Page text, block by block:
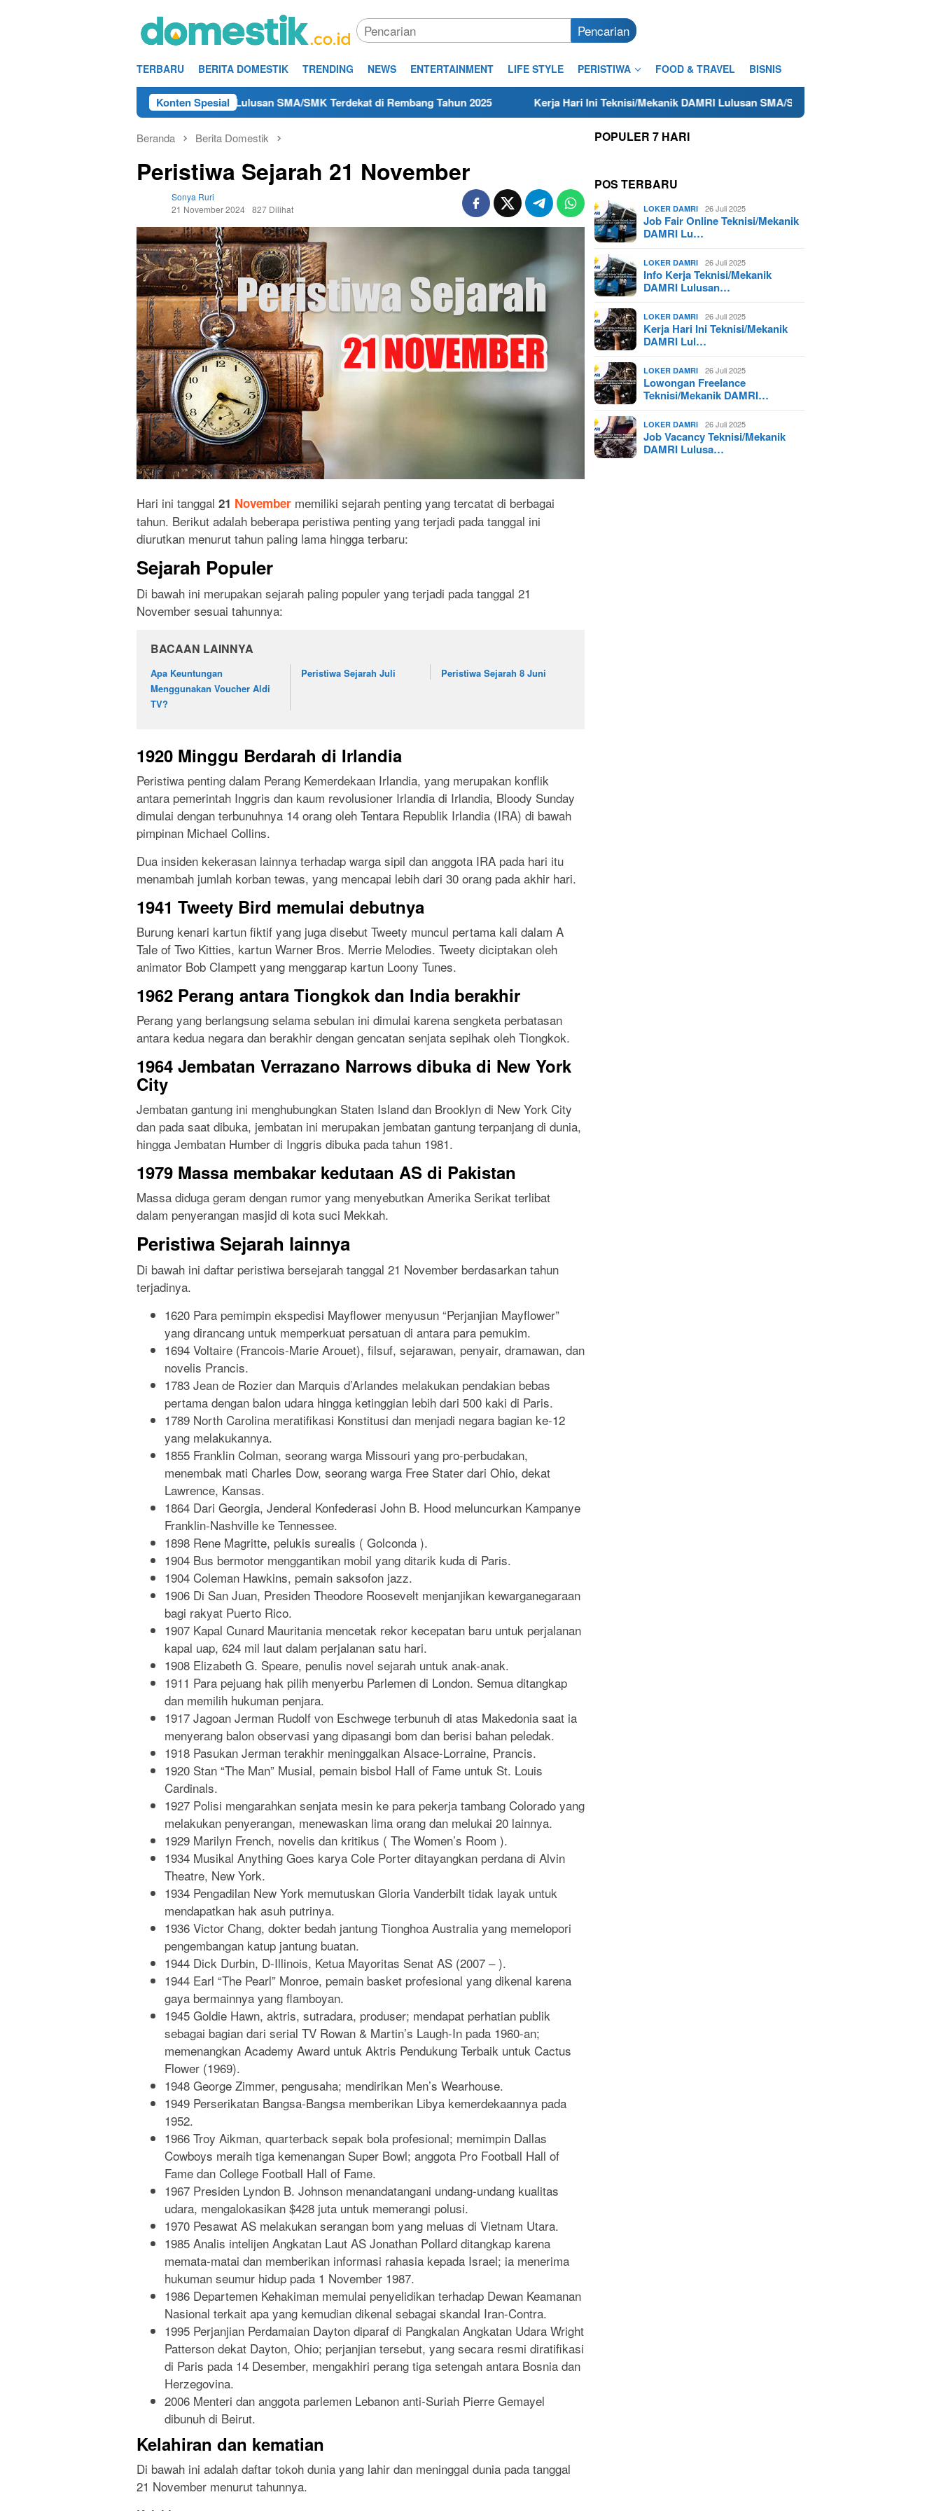
Pencarian
TERBARU BERITA DOMESTIK TRENDING NEWS ENTERTAINMENT LIFE STYLE PERISTIWA FOOD & TRAVEL BISNIS
Konten Spesial
Teknisi/Mekanik DAMRI Lulusan SMA/SMK Terdekat di Rembang Tahun 2025 Kerja Hari Ini Teknisi/Mekanik DAMRI Lulusan SMA/SMK Terdekat di Cilacap Tahun 2025
Beranda Berita Domestik
Peristiwa Sejarah 21 November
Sonya Ruri
21 November 2024 827 Dilihat
Hari ini tanggal 21 November memiliki sejarah penting yang tercatat di berbagai
tahun. Berikut adalah beberapa peristiwa penting yang terjadi pada tanggal ini
diurutkan menurut tahun paling lama hingga terbaru:
Sejarah Populer
Di bawah ini merupakan sejarah paling populer yang terjadi pada tanggal 21
November sesuai tahunnya:
BACAAN LAINNYA
Apa Keuntungan
Menggunakan Voucher Aldi
TV?
Peristiwa Sejarah Juli Peristiwa Sejarah 8 Juni
1920 Minggu Berdarah di Irlandia
Peristiwa penting dalam Perang Kemerdekaan Irlandia, yang merupakan konflik
antara pemerintah Inggris dan kaum revolusioner Irlandia di Irlandia, Bloody Sunday
dimulai dengan terbunuhnya 14 orang oleh Tentara Republik Irlandia (IRA) di bawah
pimpinan Michael Collins.
Dua insiden kekerasan lainnya terhadap warga sipil dan anggota IRA pada hari itu
menambah jumlah korban tewas, yang mencapai lebih dari 30 orang pada akhir hari.
1941 Tweety Bird memulai debutnya
Burung kenari kartun fiktif yang juga disebut Tweety muncul pertama kali dalam A
Tale of Two Kitties, kartun Warner Bros. Merrie Melodies. Tweety diciptakan oleh
animator Bob Clampett yang menggarap kartun Loony Tunes.
1962 Perang antara Tiongkok dan India berakhir
Perang yang berlangsung selama sebulan ini dimulai karena sengketa perbatasan
antara kedua negara dan berakhir dengan gencatan senjata sepihak oleh Tiongkok.
1964 Jembatan Verrazano Narrows dibuka di New York
City
Jembatan gantung ini menghubungkan Staten Island dan Brooklyn di New York City
dan pada saat dibuka, jembatan ini merupakan jembatan gantung terpanjang di dunia,
hingga Jembatan Humber di Inggris dibuka pada tahun 1981.
1979 Massa membakar kedutaan AS di Pakistan
Massa diduga geram dengan rumor yang menyebutkan Amerika Serikat terlibat
dalam penyerangan masjid di kota suci Mekkah.
Peristiwa Sejarah lainnya
Di bawah ini daftar peristiwa bersejarah tanggal 21 November berdasarkan tahun
terjadinya.
1620 Para pemimpin ekspedisi Mayflower menyusun “Perjanjian Mayflower”
yang dirancang untuk memperkuat persatuan di antara para pemukim.
1694 Voltaire (Francois-Marie Arouet), filsuf, sejarawan, penyair, dramawan, dan
novelis Prancis.
1783 Jean de Rozier dan Marquis d’Arlandes melakukan pendakian bebas
pertama dengan balon udara hingga ketinggian lebih dari 500 kaki di Paris.
1789 North Carolina meratifikasi Konstitusi dan menjadi negara bagian ke-12
yang melakukannya.
1855 Franklin Colman, seorang warga Missouri yang pro-perbudakan,
menembak mati Charles Dow, seorang warga Free Stater dari Ohio, dekat
Lawrence, Kansas.
1864 Dari Georgia, Jenderal Konfederasi John B. Hood meluncurkan Kampanye
Franklin-Nashville ke Tennessee.
1898 Rene Magritte, pelukis surealis ( Golconda ).
1904 Bus bermotor menggantikan mobil yang ditarik kuda di Paris.
1904 Coleman Hawkins, pemain saksofon jazz.
1906 Di San Juan, Presiden Theodore Roosevelt menjanjikan kewarganegaraan
bagi rakyat Puerto Rico.
1907 Kapal Cunard Mauritania mencetak rekor kecepatan baru untuk perjalanan
kapal uap, 624 mil laut dalam perjalanan satu hari.
1908 Elizabeth G. Speare, penulis novel sejarah untuk anak-anak.
1911 Para pejuang hak pilih menyerbu Parlemen di London. Semua ditangkap
dan memilih hukuman penjara.
1917 Jagoan Jerman Rudolf von Eschwege terbunuh di atas Makedonia saat ia
menyerang balon observasi yang dipasangi bom dan berisi bahan peledak.
1918 Pasukan Jerman terakhir meninggalkan Alsace-Lorraine, Prancis.
1920 Stan “The Man” Musial, pemain bisbol Hall of Fame untuk St. Louis
Cardinals.
1927 Polisi mengarahkan senjata mesin ke para pekerja tambang Colorado yang
melakukan penyerangan, menewaskan lima orang dan melukai 20 lainnya.
1929 Marilyn French, novelis dan kritikus ( The Women’s Room ).
1934 Musikal Anything Goes karya Cole Porter ditayangkan perdana di Alvin
Theatre, New York.
1934 Pengadilan New York memutuskan Gloria Vanderbilt tidak layak untuk
mendapatkan hak asuh putrinya.
1936 Victor Chang, dokter bedah jantung Tionghoa Australia yang memelopori
pengembangan katup jantung buatan.
1944 Dick Durbin, D-Illinois, Ketua Mayoritas Senat AS (2007 – ).
1944 Earl “The Pearl” Monroe, pemain basket profesional yang dikenal karena
gaya bermainnya yang flamboyan.
1945 Goldie Hawn, aktris, sutradara, produser; mendapat perhatian publik
sebagai bagian dari serial TV Rowan & Martin’s Laugh-In pada 1960-an;
memenangkan Academy Award untuk Aktris Pendukung Terbaik untuk Cactus
Flower (1969).
1948 George Zimmer, pengusaha; mendirikan Men’s Wearhouse.
1949 Perserikatan Bangsa-Bangsa memberikan Libya kemerdekaannya pada
1952.
1966 Troy Aikman, quarterback sepak bola profesional; memimpin Dallas
Cowboys meraih tiga kemenangan Super Bowl; anggota Pro Football Hall of
Fame dan College Football Hall of Fame.
1967 Presiden Lyndon B. Johnson menandatangani undang-undang kualitas
udara, mengalokasikan $428 juta untuk memerangi polusi.
1970 Pesawat AS melakukan serangan bom yang meluas di Vietnam Utara.
1985 Analis intelijen Angkatan Laut AS Jonathan Pollard ditangkap karena
memata-matai dan memberikan informasi rahasia kepada Israel; ia menerima
hukuman seumur hidup pada 1 November 1987.
1986 Departemen Kehakiman memulai penyelidikan terhadap Dewan Keamanan
Nasional terkait apa yang kemudian dikenal sebagai skandal Iran-Contra.
1995 Perjanjian Perdamaian Dayton diparaf di Pangkalan Angkatan Udara Wright
Patterson dekat Dayton, Ohio; perjanjian tersebut, yang secara resmi diratifikasi
di Paris pada 14 Desember, mengakhiri perang tiga setengah antara Bosnia dan
Herzegovina.
2006 Menteri dan anggota parlemen Lebanon anti-Suriah Pierre Gemayel
dibunuh di Beirut.
Kelahiran dan kematian
Di bawah ini adalah daftar tokoh dunia yang lahir dan meninggal dunia pada tanggal
21 November menurut tahunnya.
POPULER 7 HARI
POS TERBARU
LOKER DAMRI 26 Juli 2025
Job Fair Online Teknisi/Mekanik
DAMRI Lu…
LOKER DAMRI 26 Juli 2025
Info Kerja Teknisi/Mekanik
DAMRI Lulusan…
LOKER DAMRI 26 Juli 2025
Kerja Hari Ini Teknisi/Mekanik
DAMRI Lul…
LOKER DAMRI 26 Juli 2025
Lowongan Freelance
Teknisi/Mekanik DAMRI…
LOKER DAMRI 26 Juli 2025
Job Vacancy Teknisi/Mekanik
DAMRI Lulusa…